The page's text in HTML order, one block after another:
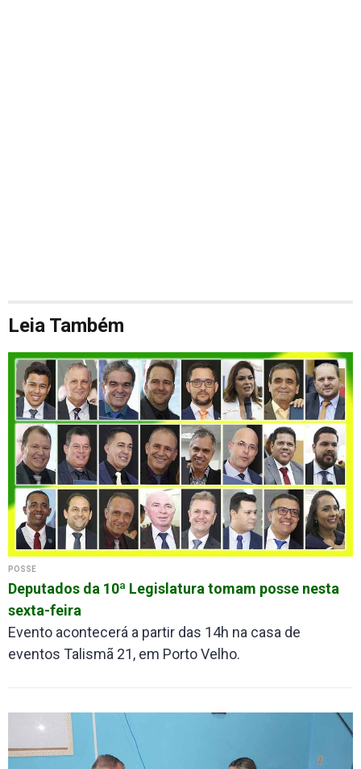
Leia Também
POSSE
Deputados da 10ª Legislatura tomam posse nesta
sexta-feira
Evento acontecerá a partir das 14h na casa de
eventos Talismã 21, em Porto Velho.